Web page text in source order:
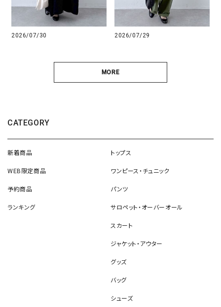
2026/07/30 2026/07/29
MORE
CATEGORY
新着商品
WEB限定商品
予約商品
ランキング
トップス
ワンピース・チュニック
パンツ
サロペット・オーバーオール
スカート
ジャケット・アウター
グッズ
バッグ
シューズ